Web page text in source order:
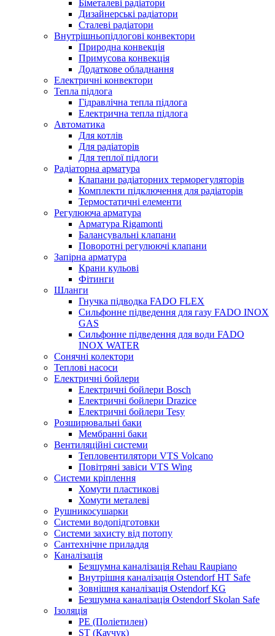
Біметалеві радіатори
Дизайнерські радіатори
Сталеві радіатори
Внутрішньопідлогові конвектори
Природна конвекція
Примусова конвекція
Додаткове обладнання
Електричні конвектори
Тепла підлога
Гідравлічна тепла підлога
Електрична тепла підлога
Автоматика
Для котлів
Для радіаторів
Для теплої підлоги
Радіаторна арматура
Клапани радіаторних терморегуляторів
Комплекти підключення для радіаторів
Термостатичні елементи
Регулююча арматура
Арматура Rigamonti
Балансувальні клапани
Поворотні регулюючі клапани
Запірна арматура
Крани кульові
Фітинги
Шланги
Гнучка підводка FADO FLEX
Сильфонне підведення для газу FADO INOX
GAS
Сильфонне підведення для води FADO
INOX WATER
Сонячні колектори
Теплові насоси
Електричні бойлери
Електричні бойлери Bosch
Електричні бойлери Drazice
Електричні бойлери Tesy
Розширювальні баки
Мембранні баки
Вентиляційні системи
Тепловентилятори VTS Volcano
Повітряні завіси VTS Wing
Системи кріплення
Хомути пластикові
Хомути металеві
Рушникосушарки
Системи водопідготовки
Системи захисту від потопу
Сантехнічне приладдя
Каналізація
Безшумна каналізація Rehau Raupiano
Внутрішня каналізація Ostendorf HT Safe
Зовнішня каналізація Ostendorf KG
Безшумна каналізація Ostendorf Skolan Safe
Ізоляція
PE (Поліетилен)
ST (Каучук)